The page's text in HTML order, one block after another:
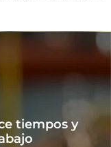
tiempos y